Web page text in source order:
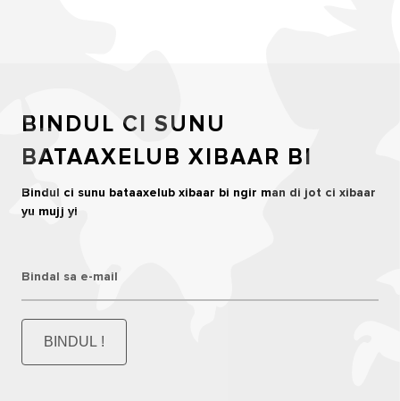
BINDUL CI SUNU
BATAAXELUB XIBAAR BI
Bindul ci sunu bataaxelub xibaar bi ngir man di jot ci xibaar
yu mujj yi
Bindal sa e-mail
BINDUL !